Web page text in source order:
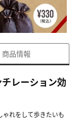
商品情報
レーション効
ゃれをして歩きたいも